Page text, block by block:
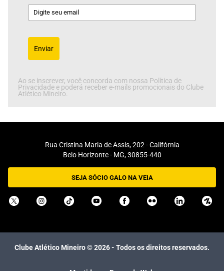
Enviar
Ao se inscrever, você concorda com nossa Política de
Privacidade e poderá receber e-mails promocionais do Clube
Atlético Mineiro.
Rua Cristina Maria de Assis, 202 - Califórnia
Belo Horizonte - MG, 30855-440
SEJA SÓCIO GALO NA VEIA
Clube Atlético Mineiro ©2026- Todos os direitos reservados.